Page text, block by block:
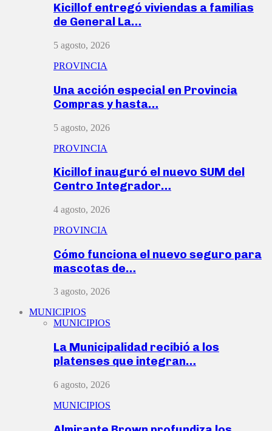
Kicillof entregó viviendas a familias
de General La…
5 agosto, 2026
PROVINCIA
Una acción especial en Provincia
Compras y hasta…
5 agosto, 2026
PROVINCIA
Kicillof inauguró el nuevo SUM del
Centro Integrador…
4 agosto, 2026
PROVINCIA
Cómo funciona el nuevo seguro para
mascotas de…
3 agosto, 2026
MUNICIPIOS
MUNICIPIOS
La Municipalidad recibió a los
platenses que integran…
6 agosto, 2026
MUNICIPIOS